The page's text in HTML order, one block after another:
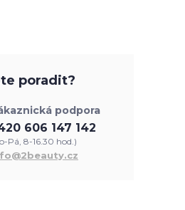
poradit?
podpora
606 147 142
Pá, 8-16.30 hod.)